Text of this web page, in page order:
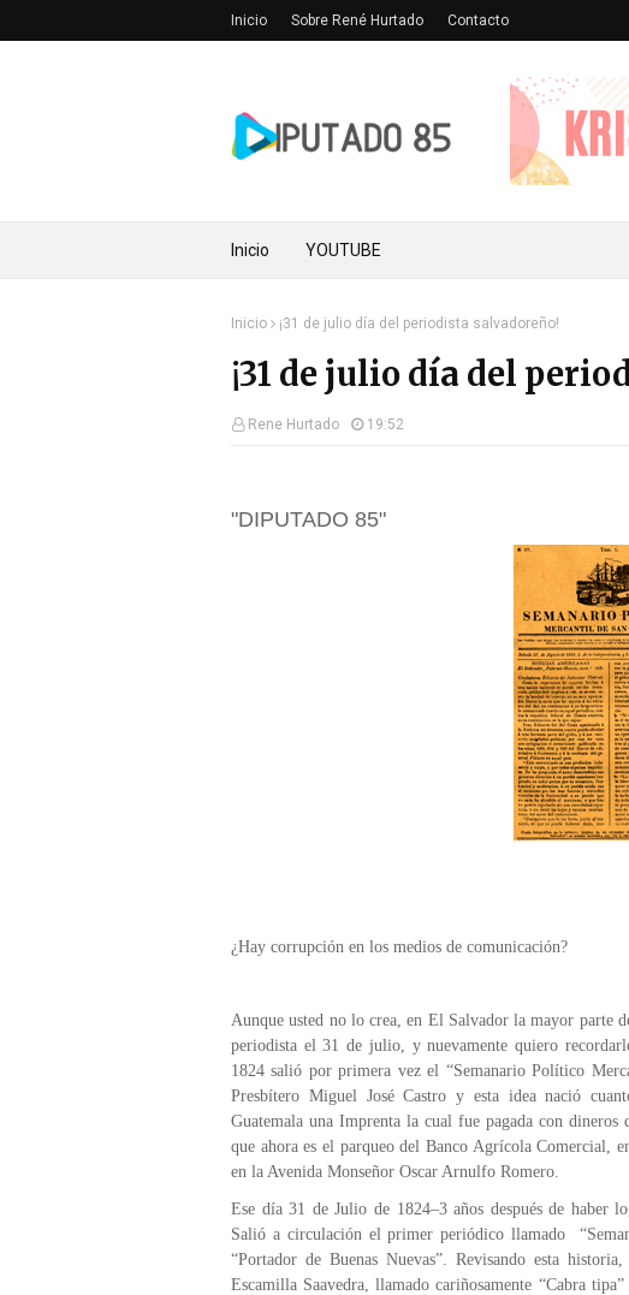
Inicio Sobre René Hurtado Contacto
Inicio YOUTUBE
Inicio ¡31 de julio día del periodista salvadoreño!
¡31 de julio día del
Rene Hurtado 19:52
"DIPUTADO 85"
¿Hay corrupción en los medios de comunicación?
Aunque usted no lo crea, en El Salvador la mayor parte
periodista el 31 de julio, y nuevamente quiero
1824 salió por primera vez el “Semanario Político
Presbítero Miguel José Castro y esta idea nació
Guatemala una Imprenta la cual fue pagada con
que ahora es el parqueo del Banco Agrícola Comercial,
en la Avenida Monseñor Oscar Arnulfo Romero.
Ese día 31 de Julio de 1824–3 años después de haber
Salió a circulación el primer periódico llamado
“Portador de Buenas Nuevas”. Revisando esta
Escamilla Saavedra, llamado cariñosamente “Cabra